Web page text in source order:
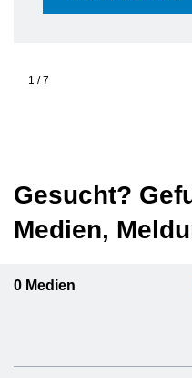
1 /7
Gesucht?
Medien,
0 Medien